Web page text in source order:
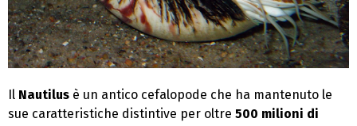
Il Nautilus è un antico cefalopode che ha mantenuto le
sue caratteristiche distintive per oltre 500 milioni di